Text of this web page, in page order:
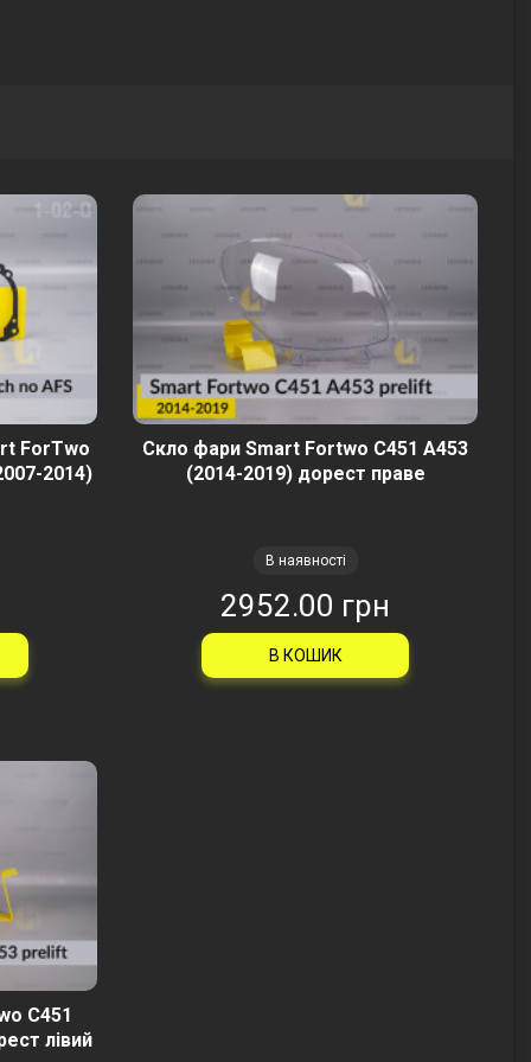
ForTwo
2014)
Скло фари Smart Fortwo C451 A453
(2014-2019) дорест праве
В наявності
2952.00 грн
В КОШИК
C451
лівий